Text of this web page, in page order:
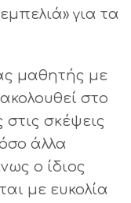
για τα
μαθητής με
στο
σκέψεις
άλλα
ο ίδιος
με ευκολία